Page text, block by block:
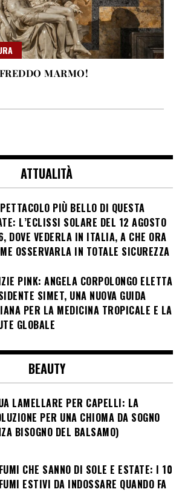
MARMO!
ATTUALITÀ
PIÙ BELLO DI QUESTA
L’ECLISSI SOLARE DEL 12 AGOSTO
DOVE VEDERLA IN ITALIA, A CHE ORA
OSSERVARLA IN TOTALE SICUREZZA
PINK: ANGELA CORPOLONGO ELETTA
SIMET, UNA NUOVA GUIDA
PER LA MEDICINA TROPICALE E LA
GLOBALE
BEAUTY
LAMELLARE PER CAPELLI: LA
PER UNA CHIOMA DA SOGNO
BISOGNO DEL BALSAMO)
CHE SANNO DI SOLE E ESTATE: I 10
ESTIVI DA INDOSSARE QUANDO FA